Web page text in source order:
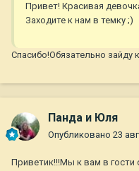
Привет! Красивая
Заходите к нам в темку ;)
Спасибо!Обязательно зайду
Панда и Юля
Опубликовано 23
Приветик!!!Мы к вам в гости